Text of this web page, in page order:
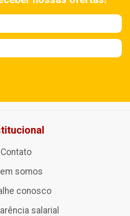
Contato
somos
conosco
salarial